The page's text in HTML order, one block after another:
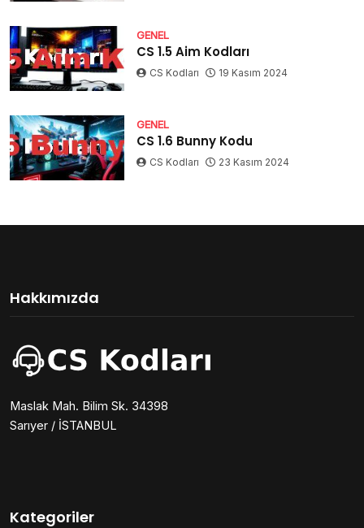
GENEL
CS 1.5 Aim Kodları
CS Kodları 19 Kasım 2024
GENEL
CS 1.6 Bunny Kodu
CS Kodları 23 Kasım 2024
Hakkımızda
Maslak Mah. Bilim Sk. 34398
Sarıyer / İSTANBUL
Kategoriler